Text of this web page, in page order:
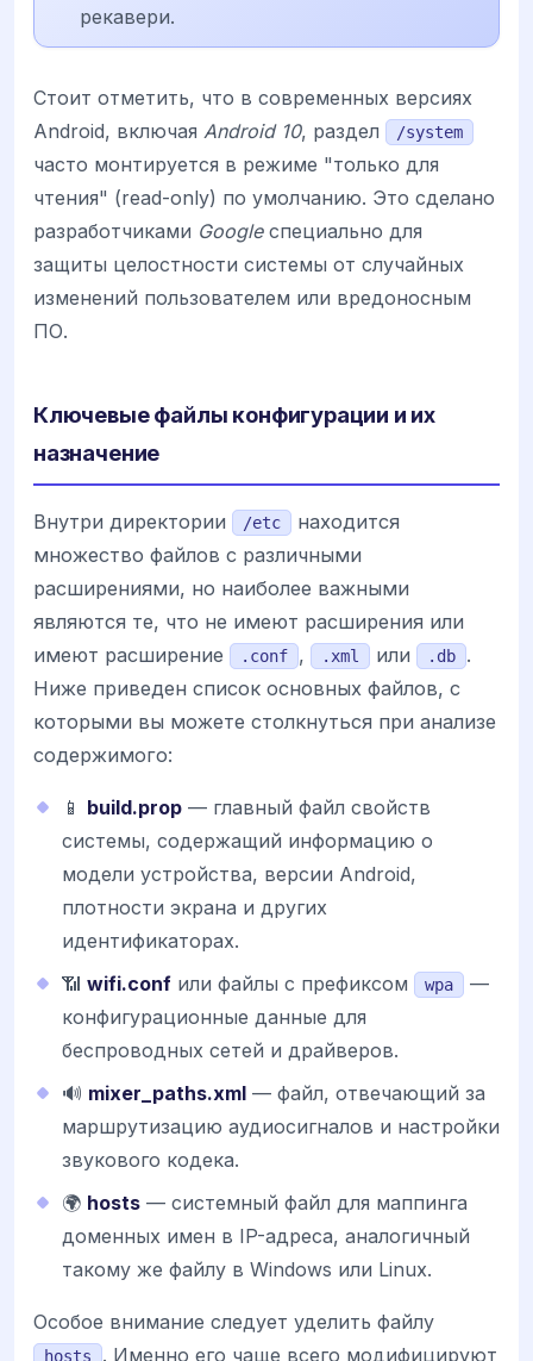
рекавери.
Стоит отметить, что в современных версиях
Android, включая Android 10, раздел /system
часто монтируется в режиме "только для
чтения" (read-only) по умолчанию. Это сделано
разработчиками Googleспециально для
защиты целостности системы от случайных
изменений пользователем или вредоносным
ПО.
Ключевые файлы конфигурации и их
назначение
Внутри директории /etc
находится
множество файлов с различными
расширениями, но наиболее важными
являются те, что не имеют расширения или
имеют расширение
.conf , .xml или .db
.
Ниже приведен список основных файлов, с
которыми вы можете столкнуться при анализе
содержимого:
📱 build.prop — главный файл свойств
системы, содержащий информацию о
модели устройства, версии Android,
плотности экрана и других
идентификаторах.
📶 wifi.conf или файлы с префиксом wpa
—
конфигурационные данные для
беспроводных сетей и драйверов.
🔊 mixer_paths.xml — файл, отвечающий за
маршрутизацию аудиосигналов и настройки
звукового кодека.
🌍 hosts — системный файл для маппинга
доменных имен в IP-адреса, аналогичный
такому же файлу в Windows или Linux.
Особое внимание следует уделить файлу
hosts . Именно его чаще всего модифицируют